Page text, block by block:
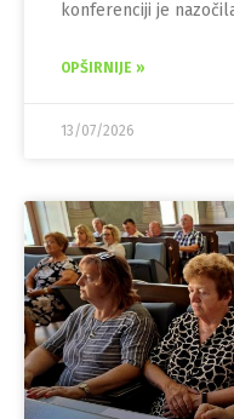
konferenciji je
OPŠIRNIJE »
13/07/2026